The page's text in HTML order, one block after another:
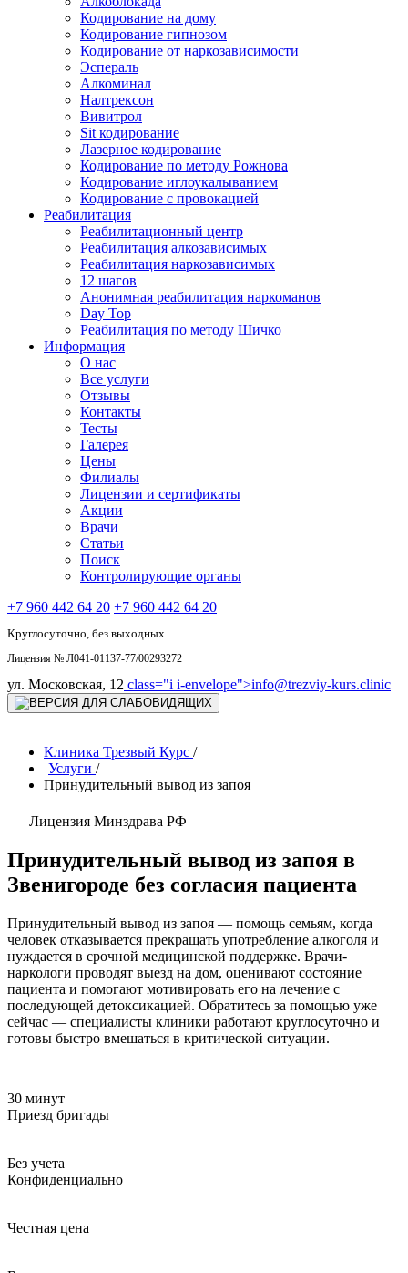
Кодирование на дому
Кодирование гипнозом
Кодирование от наркозависимости
Эспераль
Алкоминал
Налтрексон
Вивитрол
Sit кодирование
Лазерное кодирование
Кодирование по методу Рожнова
Кодирование иглоукалыванием
Кодирование с провокацией
Реабилитация
Реабилитационный центр
Реабилитация алкозависимых
Реабилитация наркозависимых
12 шагов
Анонимная реабилитация наркоманов
Day Top
Реабилитация по методу Шичко
Информация
О нас
Все услуги
Отзывы
Контакты
Тесты
Галерея
Цены
Филиалы
Лицензии и сертификаты
Акции
Врачи
Статьи
Поиск
Контролирующие органы
+7 960 442 64 20 +7 960 442 64 20
Круглосуточно, без выходных
Лицензия № Л041-01137-77/00293272
ул. Московская, 12 class="i i-envelope">info@trezviy-kurs.clinic
Клиника Трезвый Курс /
Услуги /
Принудительный вывод из запоя
Лицензия Минздрава РФ
Принудительный вывод из запоя в
Звенигороде без согласия пациента
Принудительный вывод из запоя — помощь семьям, когда
человек отказывается прекращать употребление алкоголя и
нуждается в срочной медицинской поддержке. Врачи-
наркологи проводят выезд на дом, оценивают состояние
пациента и помогают мотивировать его на лечение с
последующей детоксикацией. Обратитесь за помощью уже
сейчас — специалисты клиники работают круглосуточно и
готовы быстро вмешаться в критической ситуации.
30 минут
Приезд бригады
Без учета
Конфиденциально
Честная цена